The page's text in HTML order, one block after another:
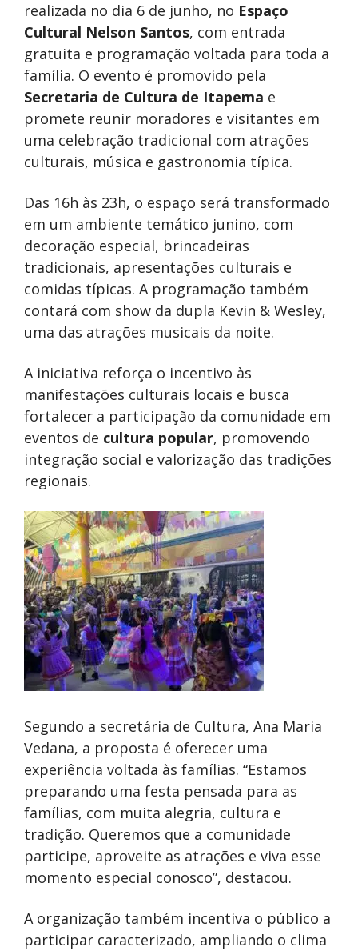
realizada no dia 6 de junho, no Espaço
Cultural Nelson Santos, com entrada
gratuita e programação voltada para toda a
família. O evento é promovido pela
Secretaria de Cultura de Itapema e
promete reunir moradores e visitantes em
uma celebração tradicional com atrações
culturais, música e gastronomia típica.
Das 16h às 23h, o espaço será transformado
em um ambiente temático junino, com
decoração especial, brincadeiras
tradicionais, apresentações culturais e
comidas típicas. A programação também
contará com show da dupla Kevin & Wesley,
uma das atrações musicais da noite.
A iniciativa reforça o incentivo às
manifestações culturais locais e busca
fortalecer a participação da comunidade em
eventos de cultura popular, promovendo
integração social e valorização das tradições
regionais.
Segundo a secretária de Cultura, Ana Maria
Vedana, a proposta é oferecer uma
experiência voltada às famílias. “Estamos
preparando uma festa pensada para as
famílias, com muita alegria, cultura e
tradição. Queremos que a comunidade
participe, aproveite as atrações e viva esse
momento especial conosco”, destacou.
A organização também incentiva o público a
participar caracterizado, ampliando o clima